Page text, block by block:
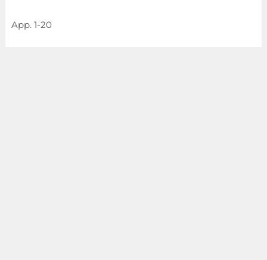
App. 1-20